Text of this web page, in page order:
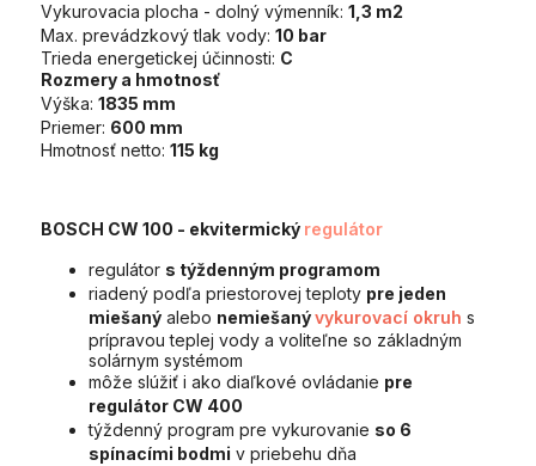
Vykurovacia plocha - dolný výmenník: 1,3 m2
Max. prevádzkový tlak vody: 10 bar
Trieda energetickej účinnosti: C
Rozmery a hmotnosť
Výška: 1835 mm
Priemer: 600 mm
Hmotnosť netto: 115 kg
BOSCH CW 100 - ekvitermický regulátor
regulátor s týždenným programom
riadený podľa priestorovej teploty pre jeden
miešaný alebo nemiešanývykurovací okruh s
prípravou teplej vody a voliteľne so základným
solárnym systémom
môže slúžiť i ako diaľkové ovládanie pre
regulátor CW 400
týždenný program pre vykurovanie so 6
spínacími bodmi v priebehu dňa